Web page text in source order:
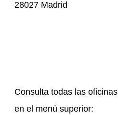
28027 Madrid
Consulta todas las oficinas
en el menú superior: